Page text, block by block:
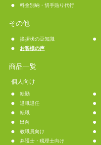
料金別納・切手貼り代行
その他
挨拶状の豆知識
お客様の声
商品一覧
個人向け
転勤
退職退任
転職
出向
教職員向け
弁護士・税理士向け